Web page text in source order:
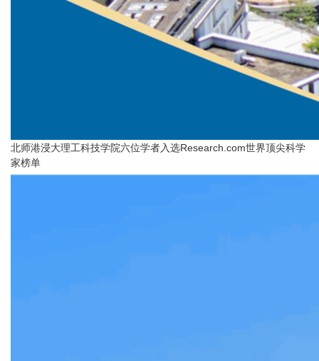
北师港浸大理工科技学院六位学者入选Research.com世界顶尖科学
家榜单